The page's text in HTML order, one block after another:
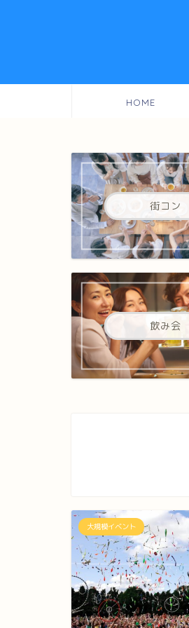
HOME
街コン
飲み会
大規模イベント